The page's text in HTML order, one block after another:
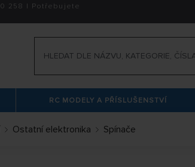
258 | Potřebujete
RC MODELY A PŘÍSLUŠENSTVÍ
Ostatní elektronika Spínače